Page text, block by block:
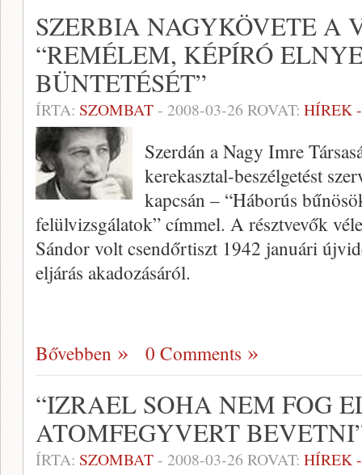
SZERBIA NAGYKÖVETE A
“REMÉLEM, KÉPÍRÓ
BÜNTETÉSÉT”
ÍRTA: SZOMBAT- 2008-03-26 ROVAT: HÍREK
Szerdán a Nagy Imre
kerekasztal-beszélgetést
kapcsán – “Háborús
felülvizsgálatok” címmel. A résztvevők
Sándor volt csendőrtiszt 1942 januári
eljárás akadozásáról.
Bővebben 0 Comments
“IZRAEL SOHA NEM FOG
ATOMFEGYVERT
ÍRTA: SZOMBAT- 2008-03-26 ROVAT: HÍREK